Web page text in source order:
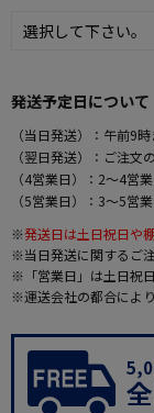
発送予定日について
（当日発送）：午前9
（翌日発送）：ご注文
（4営業日）：2～4営
（5営業日）：3～5営
※発送日は土日祝日や
※当日発送に関するご
※「営業日」は土日祝
※運送会社の都合によ